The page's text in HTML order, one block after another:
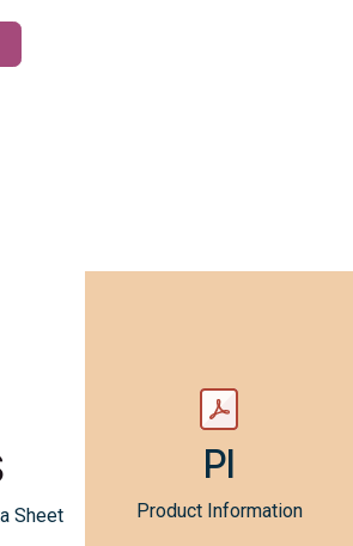
Sheet
PI
Product Information